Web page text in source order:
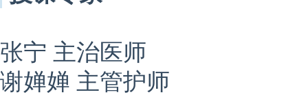
张宁 主治医师
谢婵婵 主管护师